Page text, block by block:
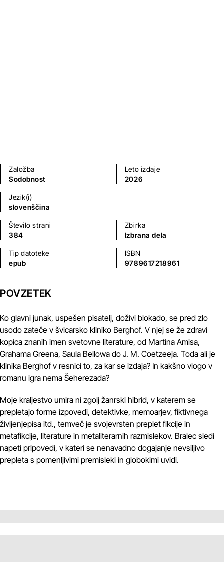
Založba
Sodobnost
Leto izdaje
2026
Jezik(i)
slovenščina
Število strani
384
Zbirka
Izbrana dela
Tip datoteke
epub
ISBN
9789617218961
POVZETEK
Ko glavni junak, uspešen pisatelj, doživi blokado, se pred zlo
usodo zateče v švicarsko kliniko Berghof. V njej se že zdravi
kopica znanih imen svetovne literature, od Martina Amisa,
Grahama Greena, Saula Bellowa do J. M. Coetzeeja. Toda ali je
klinika Berghof v resnici to, za kar se izdaja? In kakšno vlogo v
romanu igra nema Šeherezada?
Moje kraljestvo umira ni zgolj žanrski hibrid, v katerem se
prepletajo forme izpovedi, detektivke, memoarjev, fiktivnega
življenjepisa itd., temveč je svojevrsten preplet fikcije in
metafikcije, literature in metaliterarnih razmislekov. Bralec sledi
napeti pripovedi, v kateri se nenavadno dogajanje nevsiljivo
prepleta s pomenljivimi premisleki in globokimi uvidi.